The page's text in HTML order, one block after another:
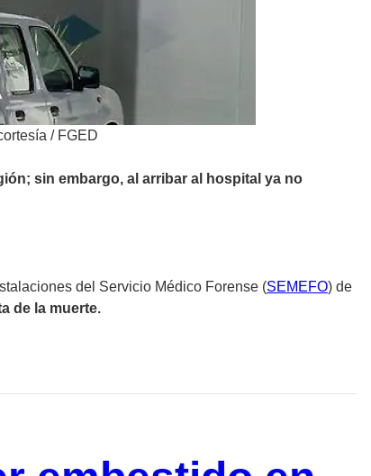
/ FGED
sin embargo, al arribar al hospital ya no
del Servicio Médico Forense (SEMEFO) de
de la muerte.